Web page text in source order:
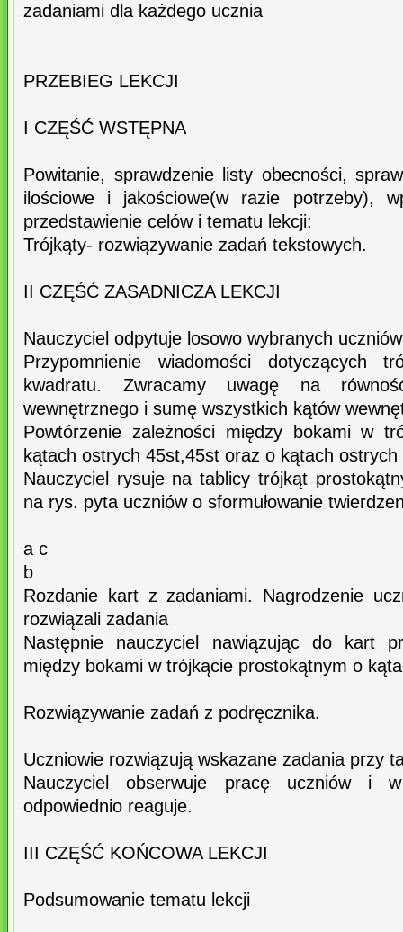
zadaniami dla każdego ucznia
PRZEBIEG LEKCJI
I CZĘŚĆ WSTĘPNA
Powitanie, sprawdzenie listy obecności,
ilościowe i jakościowe(w razie potrzeby),
przedstawienie celów i tematu lekcji:
Trójkąty- rozwiązywanie zadań tekstowych.
II CZĘŚĆ ZASADNICZA LEKCJI
Nauczyciel odpytuje losowo wybranych
Przypomnienie wiadomości dotyczących
kwadratu. Zwracamy uwagę na
wewnętrznego i sumę wszystkich kątów
Powtórzenie zależności między bokami w
kątach ostrych 45st,45st oraz o kątach
Nauczyciel rysuje na tablicy trójkąt
na rys. pyta uczniów o sformułowanie
a c
b
Rozdanie kart z zadaniami. Nagrodzenie
rozwiązali zadania
Następnie nauczyciel nawiązując do kart
między bokami w trójkącie prostokątnym o
Rozwiązywanie zadań z podręcznika.
Uczniowie rozwiązują wskazane zadania przy
Nauczyciel obserwuje pracę uczniów i
odpowiednio reaguje.
III CZĘŚĆ KOŃCOWA LEKCJI
Podsumowanie tematu lekcji